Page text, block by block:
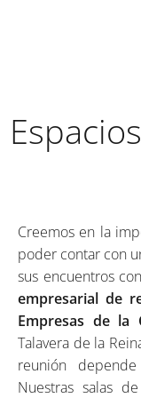
Creemos en la
poder contar con
sus encuentros
empresarial de
Empresas de la
Talavera de la
reunión
Nuestras salas